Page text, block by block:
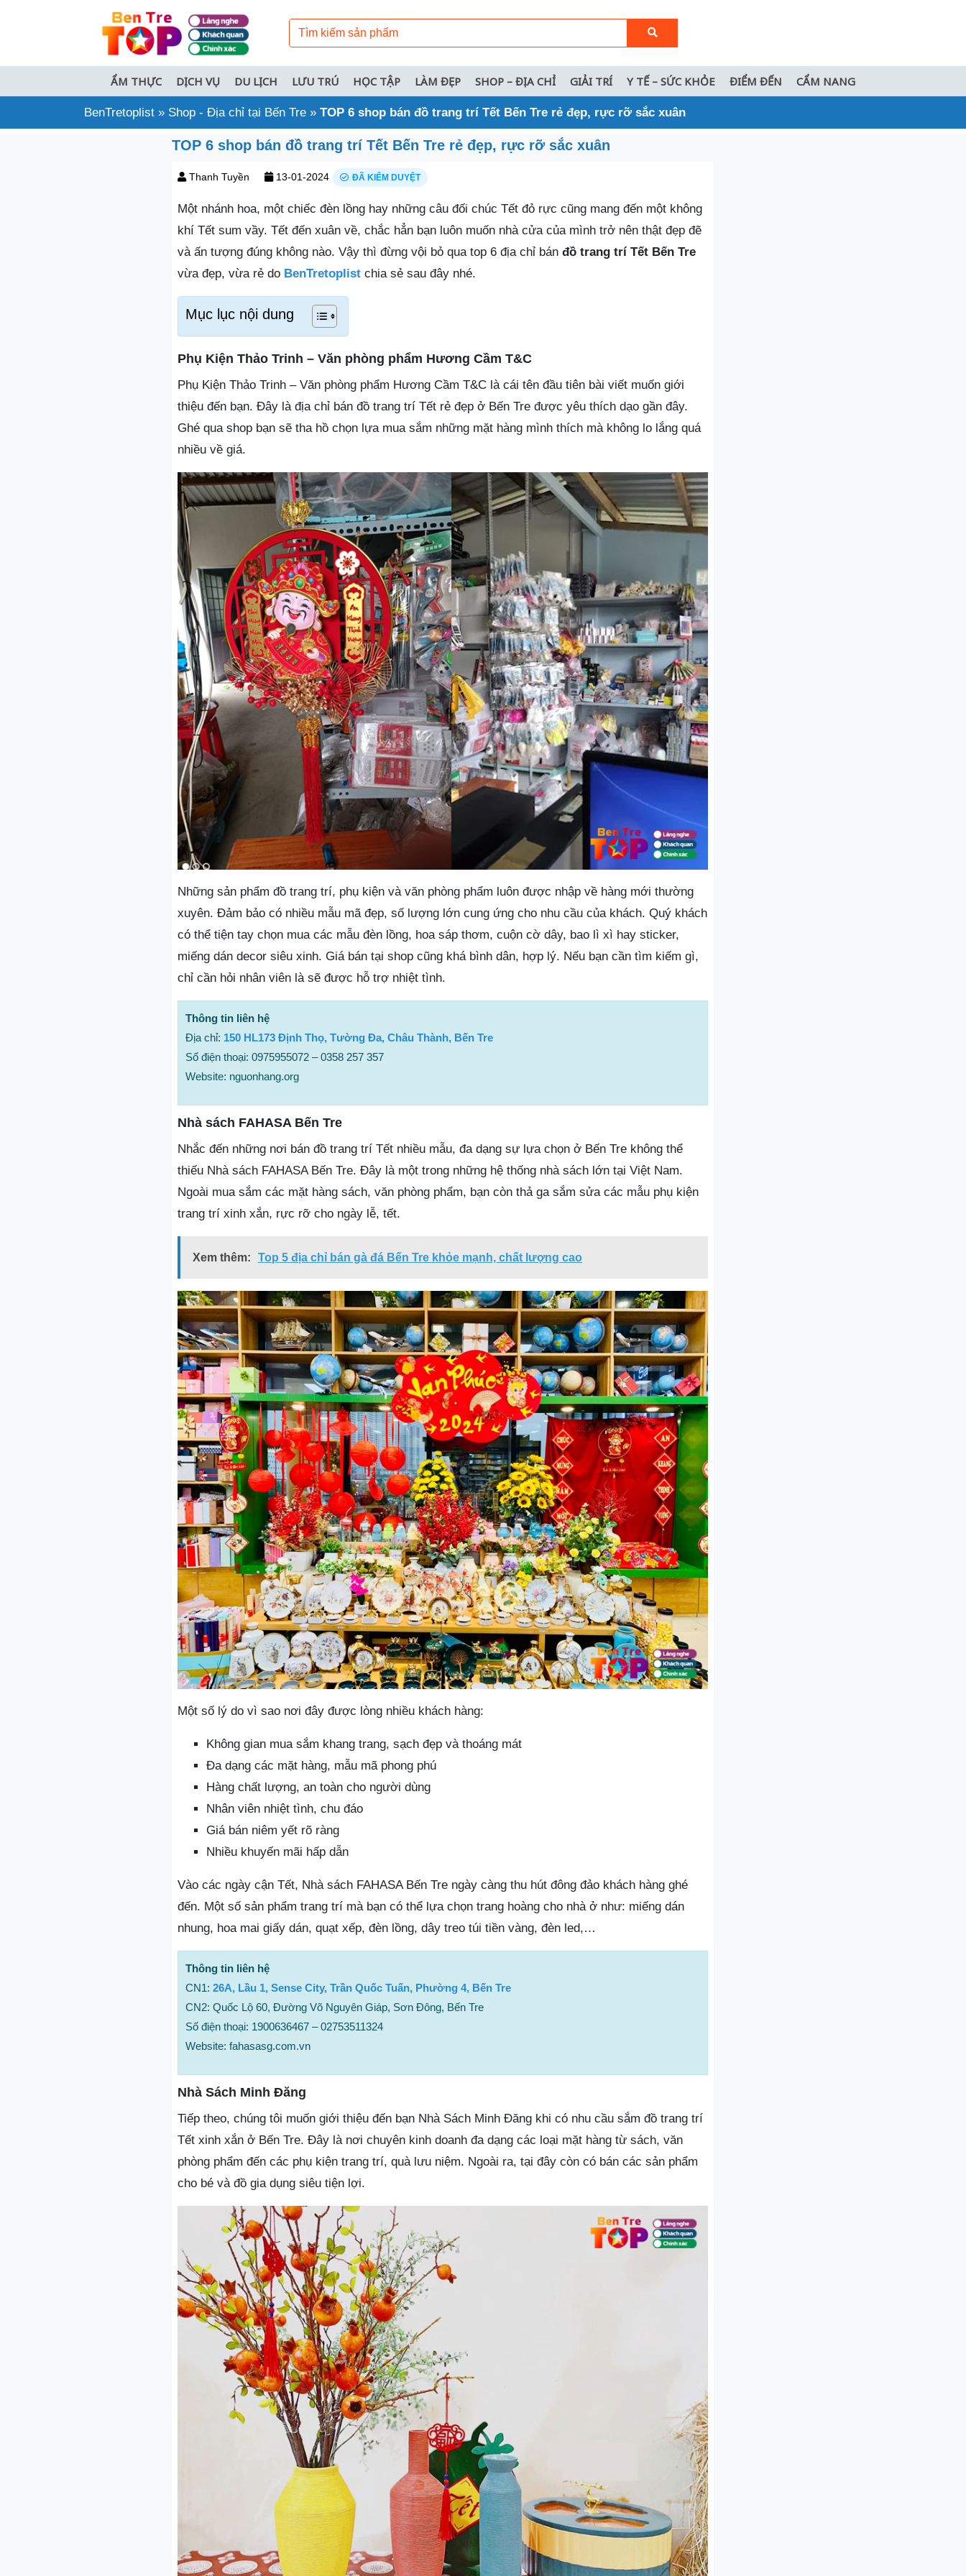
ẨM THỰC DỊCH VỤ DU LỊCH LƯU TRÚ HỌC TẬP LÀM ĐẸP SHOP – ĐỊA CHỈ GIẢI TRÍ Y TẾ – SỨC KHỎE ĐIỂM ĐẾN CẨM NANG
BenTretoplist » Shop - Địa chỉ tại Bến Tre » TOP 6 shop bán đồ trang trí Tết Bến Tre rẻ đẹp, rực rỡ sắc xuân
TOP 6 shop bán đồ trang trí Tết Bến Tre rẻ đẹp, rực rỡ sắc xuân
Thanh Tuyền 13-01-2024 ĐÃ KIỂM DUYỆT
Một nhánh hoa, một chiếc đèn lồng hay những câu đối chúc Tết đỏ rực cũng mang đến một không
khí Tết sum vầy. Tết đến xuân về, chắc hẳn bạn luôn muốn nhà cửa của mình trở nên thật đẹp đẽ
và ấn tượng đúng không nào. Vậy thì đừng vội bỏ qua top 6 địa chỉ bán đồ trang trí Tết Bến Tre
vừa đẹp, vừa rẻ do BenTretoplist chia sẻ sau đây nhé.
Mục lục nội dung
Phụ Kiện Thảo Trinh – Văn phòng phẩm Hương Cầm T&C
Phụ Kiện Thảo Trinh – Văn phòng phẩm Hương Cầm T&C là cái tên đầu tiên bài viết muốn giới
thiệu đến bạn. Đây là địa chỉ bán đồ trang trí Tết rẻ đẹp ở Bến Tre được yêu thích dạo gần đây.
Ghé qua shop bạn sẽ tha hồ chọn lựa mua sắm những mặt hàng mình thích mà không lo lắng quá
nhiều về giá.
Những sản phẩm đồ trang trí, phụ kiện và văn phòng phẩm luôn được nhập về hàng mới thường
xuyên. Đảm bảo có nhiều mẫu mã đẹp, số lượng lớn cung ứng cho nhu cầu của khách. Quý khách
có thể tiện tay chọn mua các mẫu đèn lồng, hoa sáp thơm, cuộn cờ dây, bao lì xì hay sticker,
miếng dán decor siêu xinh. Giá bán tại shop cũng khá bình dân, hợp lý. Nếu bạn cần tìm kiếm gì,
chỉ cần hỏi nhân viên là sẽ được hỗ trợ nhiệt tình.
Thông tin liên hệ
Địa chỉ: 150 HL173 Định Thọ, Tường Đa, Châu Thành, Bến Tre
Số điện thoại: 0975955072 – 0358 257 357
Website: nguonhang.org
Nhà sách FAHASA Bến Tre
Nhắc đến những nơi bán đồ trang trí Tết nhiều mẫu, đa dạng sự lựa chọn ở Bến Tre không thể
thiếu Nhà sách FAHASA Bến Tre. Đây là một trong những hệ thống nhà sách lớn tại Việt Nam.
Ngoài mua sắm các mặt hàng sách, văn phòng phẩm, bạn còn thả ga sắm sửa các mẫu phụ kiện
trang trí xinh xắn, rực rỡ cho ngày lễ, tết.
Xem thêm: Top 5 địa chỉ bán gà đá Bến Tre khỏe mạnh, chất lượng cao
Một số lý do vì sao nơi đây được lòng nhiều khách hàng:
Không gian mua sắm khang trang, sạch đẹp và thoáng mát
Đa dạng các mặt hàng, mẫu mã phong phú
Hàng chất lượng, an toàn cho người dùng
Nhân viên nhiệt tình, chu đáo
Giá bán niêm yết rõ ràng
Nhiều khuyến mãi hấp dẫn
Vào các ngày cận Tết, Nhà sách FAHASA Bến Tre ngày càng thu hút đông đảo khách hàng ghé
đến. Một số sản phẩm trang trí mà bạn có thể lựa chọn trang hoàng cho nhà ở như: miếng dán
nhung, hoa mai giấy dán, quạt xếp, đèn lồng, dây treo túi tiền vàng, đèn led,…
Thông tin liên hệ
CN1: 26A, Lầu 1, Sense City, Trần Quốc Tuấn, Phường 4, Bến Tre
CN2: Quốc Lộ 60, Đường Võ Nguyên Giáp, Sơn Đông, Bến Tre
Số điện thoại: 1900636467 – 02753511324
Website: fahasasg.com.vn
Nhà Sách Minh Đăng
Tiếp theo, chúng tôi muốn giới thiệu đến bạn Nhà Sách Minh Đăng khi có nhu cầu sắm đồ trang trí
Tết xinh xắn ở Bến Tre. Đây là nơi chuyên kinh doanh đa dạng các loại mặt hàng từ sách, văn
phòng phẩm đến các phụ kiện trang trí, quà lưu niệm. Ngoài ra, tại đây còn có bán các sản phẩm
cho bé và đồ gia dụng siêu tiện lợi.